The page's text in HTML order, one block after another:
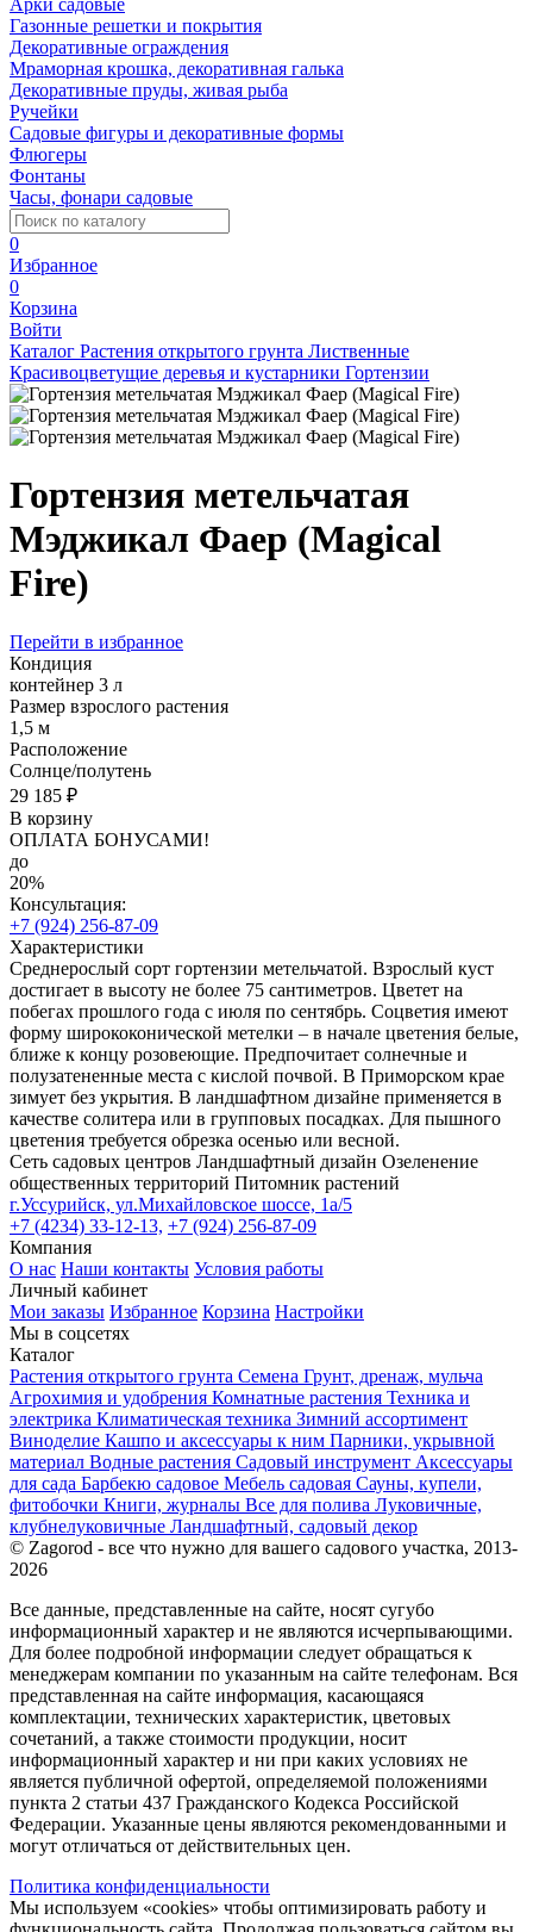
Арки садовые
Газонные решетки и покрытия
Декоративные ограждения
Мраморная крошка, декоративная галька
Декоративные пруды, живая рыба
Ручейки
Садовые фигуры и декоративные формы
Флюгеры
Фонтаны
Часы, фонари садовые
0
Избранное
0
Корзина
Войти
Каталог Растения открытого грунта Лиственные
Красивоцветущие деревья и кустарники Гортензии
Гортензия метельчатая
Мэджикал Фаер (Magical
Fire)
Перейти в избранное
Кондиция
контейнер 3 л
Размер взрослого растения
1,5 м
Расположение
Солнце/полутень
29 185 ₽
В корзину
ОПЛАТА БОНУСАМИ!
до
20%
Консультация:
+7 (924) 256-87-09
Характеристики
Среднерослый сорт гортензии метельчатой. Взрослый куст
достигает в высоту не более 75 сантиметров. Цветет на
побегах прошлого года с июля по сентябрь. Соцветия имеют
форму ширококонической метелки – в начале цветения белые,
ближе к концу розовеющие. Предпочитает солнечные и
полузатененные места с кислой почвой. В Приморском крае
зимует без укрытия. В ландшафтном дизайне применяется в
качестве солитера или в групповых посадках. Для пышного
цветения требуется обрезка осенью или весной.
Сеть садовых центров Ландшафтный дизайн Озеленение
общественных территорий Питомник растений
г.Уссурийск, ул.Михайловское шоссе, 1а/5
+7 (4234) 33-12-13, +7 (924) 256-87-09
Компания
О нас Наши контакты Условия работы
Личный кабинет
Мои заказы Избранное Корзина Настройки
Мы в соцсетях
Каталог
Растения открытого грунта Семена Грунт, дренаж, мульча
Агрохимия и удобрения Комнатные растения Техника и
электрика Климатическая техника Зимний ассортимент
Виноделие Кашпо и аксессуары к ним Парники, укрывной
материал Водные растения Садовый инструмент Аксессуары
для сада Барбекю садовое Мебель садовая Сауны, купели,
фитобочки Книги, журналы Все для полива Луковичные,
клубнелуковичные Ландшафтный, садовый декор
© Zagorod - все что нужно для вашего садового участка, 2013-
2026
Все данные, представленные на сайте, носят сугубо
информационный характер и не являются исчерпывающими.
Для более подробной информации следует обращаться к
менеджерам компании по указанным на сайте телефонам. Вся
представленная на сайте информация, касающаяся
комплектации, технических характеристик, цветовых
сочетаний, а также стоимости продукции, носит
информационный характер и ни при каких условиях не
является публичной офертой, определяемой положениями
пункта 2 статьи 437 Гражданского Кодекса Российской
Федерации. Указанные цены являются рекомендованными и
могут отличаться от действительных цен.
Политика конфиденциальности
Мы используем «cookies» чтобы оптимизировать работу и